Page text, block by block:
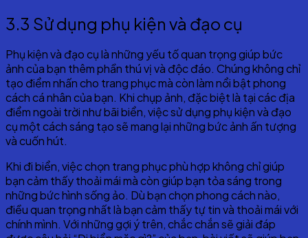
3.3 Sử dụng phụ kiện và đạo cụ
Phụ kiện và đạo cụ là những yếu tố quan trọng giúp bức
ảnh của bạn thêm phần thú vị và độc đáo. Chúng không chỉ
tạo điểm nhấn cho trang phục mà còn làm nổi bật phong
cách cá nhân của bạn. Khi chụp ảnh, đặc biệt là tại các địa
điểm ngoài trời như bãi biển, việc sử dụng phụ kiện và đạo
cụ một cách sáng tạo sẽ mang lại những bức ảnh ấn tượng
và cuốn hút.
Khi đi biển, việc chọn trang phục phù hợp không chỉ giúp
bạn cảm thấy thoải mái mà còn giúp bạn tỏa sáng trong
những bức hình sống ảo. Dù bạn chọn phong cách nào,
điều quan trọng nhất là bạn cảm thấy tự tin và thoải mái với
chính mình. Với những gợi ý trên, chắc chắn sẽ giải đáp